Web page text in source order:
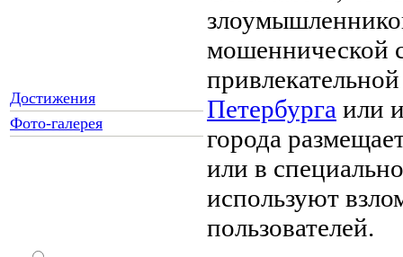
Достижения
Фото-галерея
мошеннической
Петербурга или
города
или в
используют
пользователей.